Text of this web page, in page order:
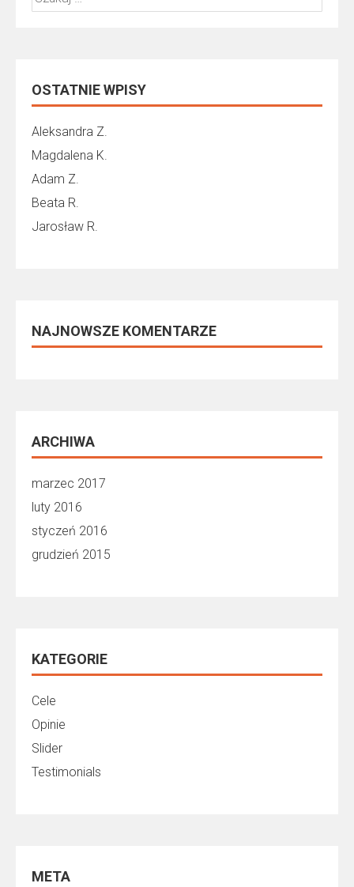
OSTATNIE WPISY
Aleksandra Z.
Magdalena K.
Adam Z.
Beata R.
Jarosław R.
NAJNOWSZE KOMENTARZE
ARCHIWA
marzec 2017
luty 2016
styczeń 2016
grudzień 2015
KATEGORIE
Cele
Opinie
Slider
Testimonials
META